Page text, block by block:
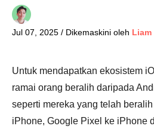
Jul 07, 2025 / Dikemaskini oleh Liam
Untuk mendapatkan ekosistem
ramai orang beralih daripada
seperti mereka yang telah
iPhone, Google Pixel ke iPhone